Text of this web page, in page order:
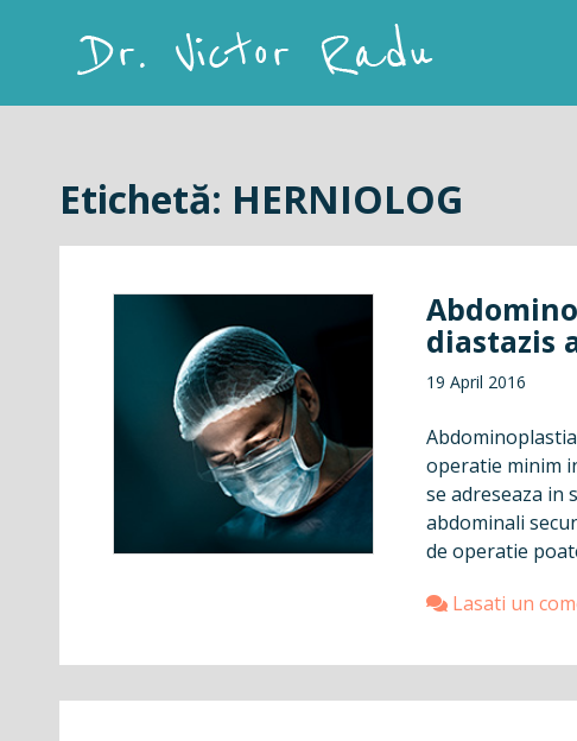
Etichetă: HERNIOLOG
diastazis
19 April 2016
operatie minim
se adreseaza in
abdominali
de operatie
Lasati un